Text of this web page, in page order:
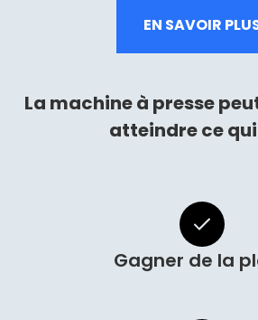
EN SAVOIR
La machine à presse
atteindre ce
Gagner de la